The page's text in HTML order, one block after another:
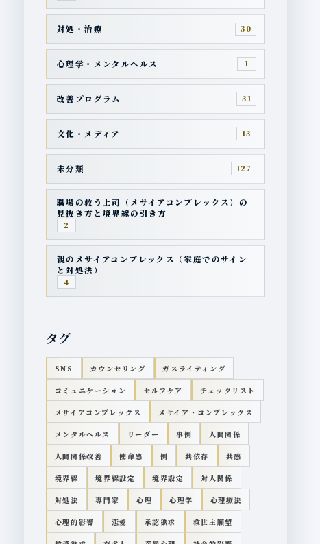
対処・治療 30
心理学・メンタルヘルス 1
改善プログラム 31
文化・メディア 13
未分類 127
職場の救う上司（メサイアコンプレックス）の
見抜き方と境界線の引き方
2
親のメサイアコンプレックス（家庭でのサイン
と対処法）
4
タグ
SNS カウンセリング ガスライティング
コミュニケーション セルフケア チェックリスト
メサイアコンプレックス メサイア・コンプレックス
メンタルヘルス リーダー 事例 人間関係
人間関係改善 使命感 例 共依存 共感
境界線 境界線設定 境界設定 対人関係
対処法 専門家 心理 心理学 心理療法
心理的影響 恋愛 承認欲求 救世主願望